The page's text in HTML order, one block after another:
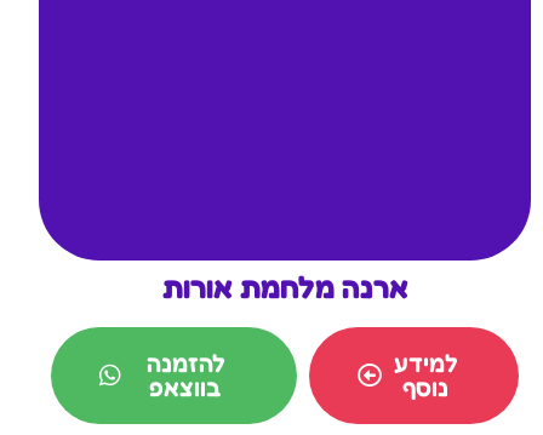
ארנה מלחמת אורות
למידע
נוסף
להזמנה
בווצאפ